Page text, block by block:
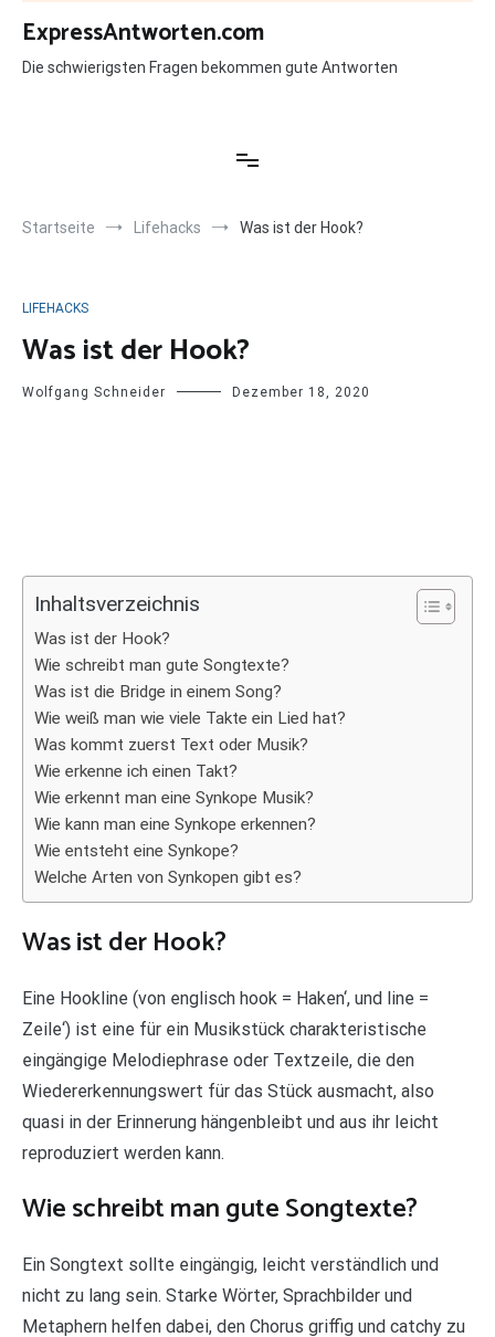
Zum
Inhalt
springen
ExpressAntworten.com
Die schwierigsten Fragen bekommen gute Antworten
Startseite Lifehacks Was ist der Hook?
LIFEHACKS
Was ist der Hook?
Wolfgang Schneider Dezember 18, 2020
Inhaltsverzeichnis
Was ist der Hook?
Wie schreibt man gute Songtexte?
Was ist die Bridge in einem Song?
Wie weiß man wie viele Takte ein Lied hat?
Was kommt zuerst Text oder Musik?
Wie erkenne ich einen Takt?
Wie erkennt man eine Synkope Musik?
Wie kann man eine Synkope erkennen?
Wie entsteht eine Synkope?
Welche Arten von Synkopen gibt es?
Was ist der Hook?
Eine Hookline (von englisch hook = Haken‘, und line =
Zeile‘) ist eine für ein Musikstück charakteristische
eingängige Melodiephrase oder Textzeile, die den
Wiedererkennungswert für das Stück ausmacht, also
quasi in der Erinnerung hängenbleibt und aus ihr leicht
reproduziert werden kann.
Wie schreibt man gute Songtexte?
Ein Songtext sollte eingängig, leicht verständlich und
nicht zu lang sein. Starke Wörter, Sprachbilder und
Metaphern helfen dabei, den Chorus griffig und catchy zu